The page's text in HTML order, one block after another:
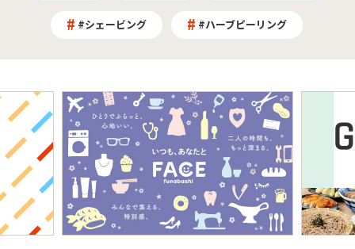
#シェービング #ハーブピーリング